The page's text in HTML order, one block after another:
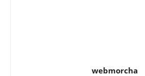
webmorcha